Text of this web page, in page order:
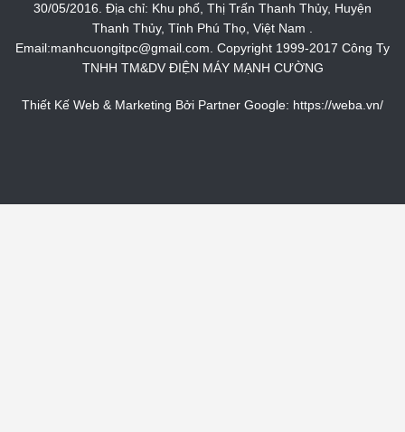
30/05/2016. Địa chỉ: Khu phố, Thị Trấn Thanh Thủy, Huyện
Thanh Thủy, Tỉnh Phú Thọ, Việt Nam .
Email:manhcuongitpc@gmail.com. Copyright 1999-2017 Công Ty
TNHH TM&DV ĐIỆN MÁY MẠNH CƯỜNG
Thiết Kế Web & Marketing Bởi Partner Google: https://weba.vn/